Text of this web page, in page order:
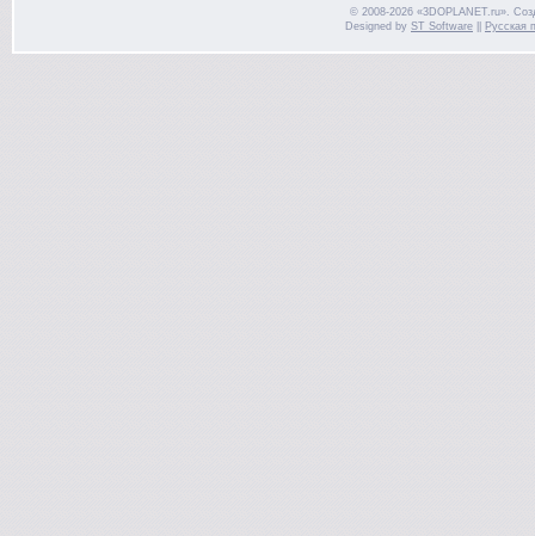
© 2008-2026 «3DOPLANET.ru».
Designed by ST Software Русская